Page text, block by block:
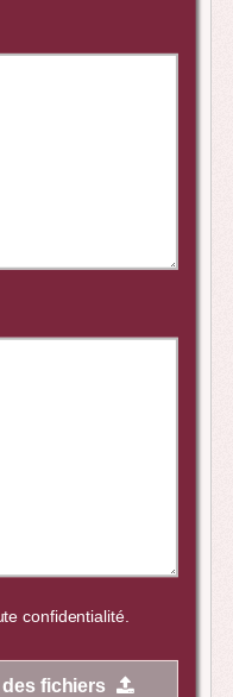
confidentialité.
fichiers